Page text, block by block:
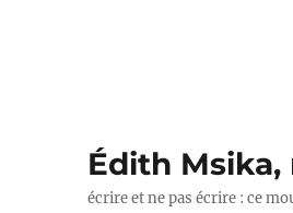
Édith
écrire et ne pas écrire : ce